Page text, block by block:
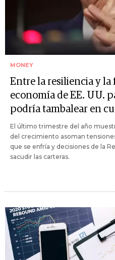
MONEY
Entre la resiliencia y
economía de EE. UU.
podría tambalear en
El último trimestre del año
del crecimiento asoman
que se enfría y decisiones de la
sacudir las carteras.